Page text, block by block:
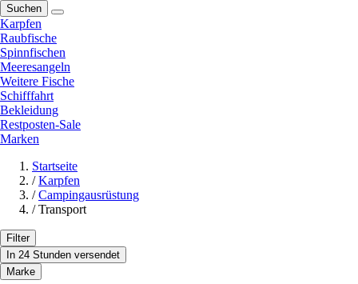
Suchen
Karpfen
Raubfische
Spinnfischen
Meeresangeln
Weitere Fische
Schifffahrt
Bekleidung
Restposten-Sale
Marken
Startseite
/ Karpfen
/ Campingausrüstung
/ Transport
Filter
In 24 Stunden versendet
Marke